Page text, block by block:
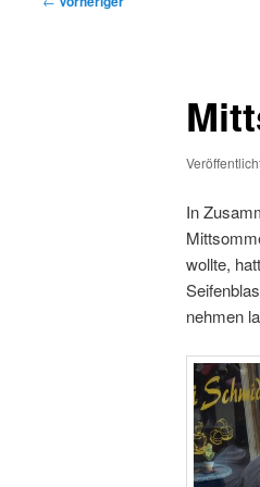
In
wollte,
nehmen